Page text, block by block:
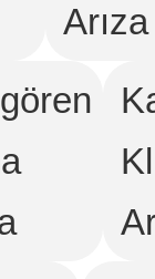
Arıza